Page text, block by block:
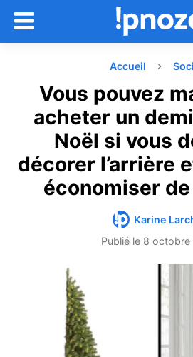
Accueil
Vous pouvez
acheter un
Noël si vous
décorer l’arrière
économiser de
Karine
Publié le 8 octobre